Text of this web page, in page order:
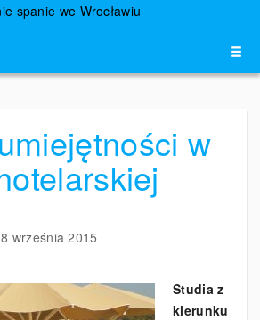
spanie we Wrocławiu
w
września 2015
Studia z
kierunku